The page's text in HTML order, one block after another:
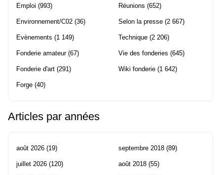
Emploi (993)
Environnement/C02 (36)
Evènements (1 149)
Fonderie amateur(67)
Fonderie d'art (291)
Forge (40)
Réunions (652)
Selon la presse (2 667)
Technique (2 206)
Vie des fonderies (645)
Wiki fonderie (1 642)
Articles par années
août 2026 (19)
juillet 2026 (120)
septembre 2018 (89)
août 2018 (55)